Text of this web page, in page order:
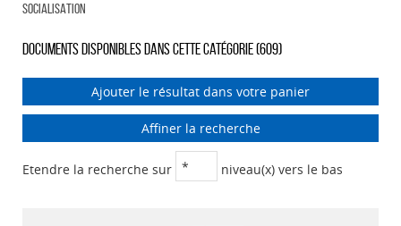
SOCIALISATION
Documents disponibles dans cette catégorie (609)
Ajouter le résultat dans votre panier
Affiner la recherche
Etendre la recherche sur niveau(x) vers le bas